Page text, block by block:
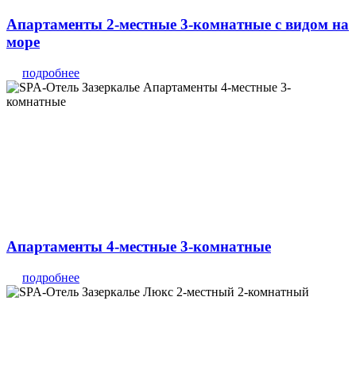
Апартаменты 2-местные 3-комнатные с видом на
море
подробнее
Апартаменты 4-местные 3-комнатные
подробнее